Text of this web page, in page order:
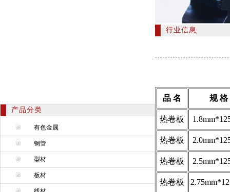
产品分类
有色金属
钢管
型材
板材
行业信息
品 名 规 格
热卷板
热卷板
热卷板
热卷板